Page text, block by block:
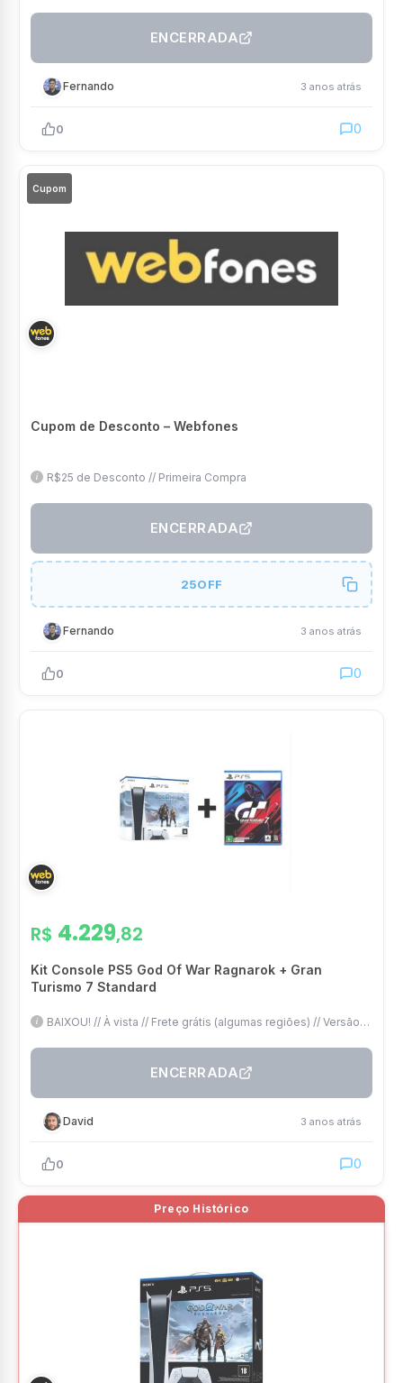
ENCERRADA
Fernando 3 anos atrás
0 0
Cupom
Cupom de Desconto – Webfones
R$25 de Desconto // Primeira Compra
ENCERRADA
25OFF
Fernando 3 anos atrás
0 0
R$ 4.229,82
Kit Console PS5 God Of War Ragnarok + Gran
Turismo 7 Standard
BAIXOU! // À vista // Frete grátis (algumas regiões) // Versão
ENCERRADA
David 3 anos atrás
0 0